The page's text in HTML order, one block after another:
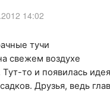
14:02
тучи
свежем воздухе
то и появилась идея
Друзья, ведь